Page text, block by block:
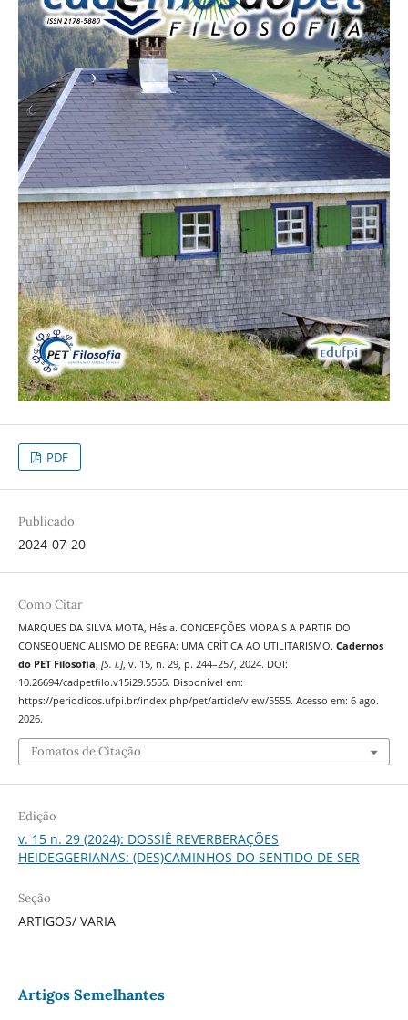
PDF
Publicado
2024-07-20
Como Citar
MARQUES DA SILVA MOTA, Hésla. CONCEPÇÕES MORAIS A PARTIR DO
CONSEQUENCIALISMO DE REGRA: UMA CRÍTICA AO UTILITARISMO. Cadernos
do PET Filosofia, [S. l.], v. 15, n. 29, p. 244–257, 2024. DOI:
10.26694/cadpetfilo.v15i29.5555. Disponível em:
https://periodicos.ufpi.br/index.php/pet/article/view/5555. Acesso em: 6 ago.
2026.
Fomatos de Citação
Edição
v. 15 n. 29 (2024): DOSSIÊ REVERBERAÇÕES
HEIDEGGERIANAS: (DES)CAMINHOS DO SENTIDO DE SER
Seção
ARTIGOS/ VARIA
Artigos Semelhantes